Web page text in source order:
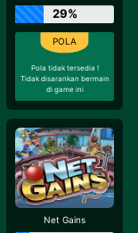
29%
Pola tidak tersedia !
Tidak disarankan bermain
di game ini
Net Gains